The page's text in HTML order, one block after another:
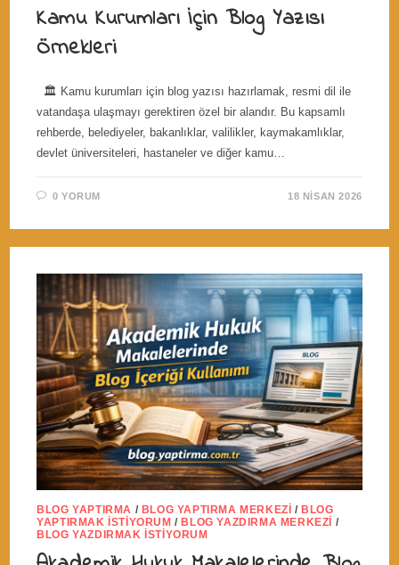
Kamu Kurumları İçin Blog Yazısı
Örnekleri
🏛️ Kamu kurumları için blog yazısı hazırlamak, resmi dil ile
vatandaşa ulaşmayı gerektiren özel bir alandır. Bu kapsamlı
rehberde, belediyeler, bakanlıklar, valilikler, kaymakamlıklar,
devlet üniversiteleri, hastaneler ve diğer kamu…
0 YORUM 18 NISAN 2026
BLOG YAPTIRMA / BLOG YAPTIRMA MERKEZI / BLOG
YAPTIRMAK İSTIYORUM / BLOG YAZDIRMA MERKEZI /
BLOG YAZDIRMAK İSTIYORUM